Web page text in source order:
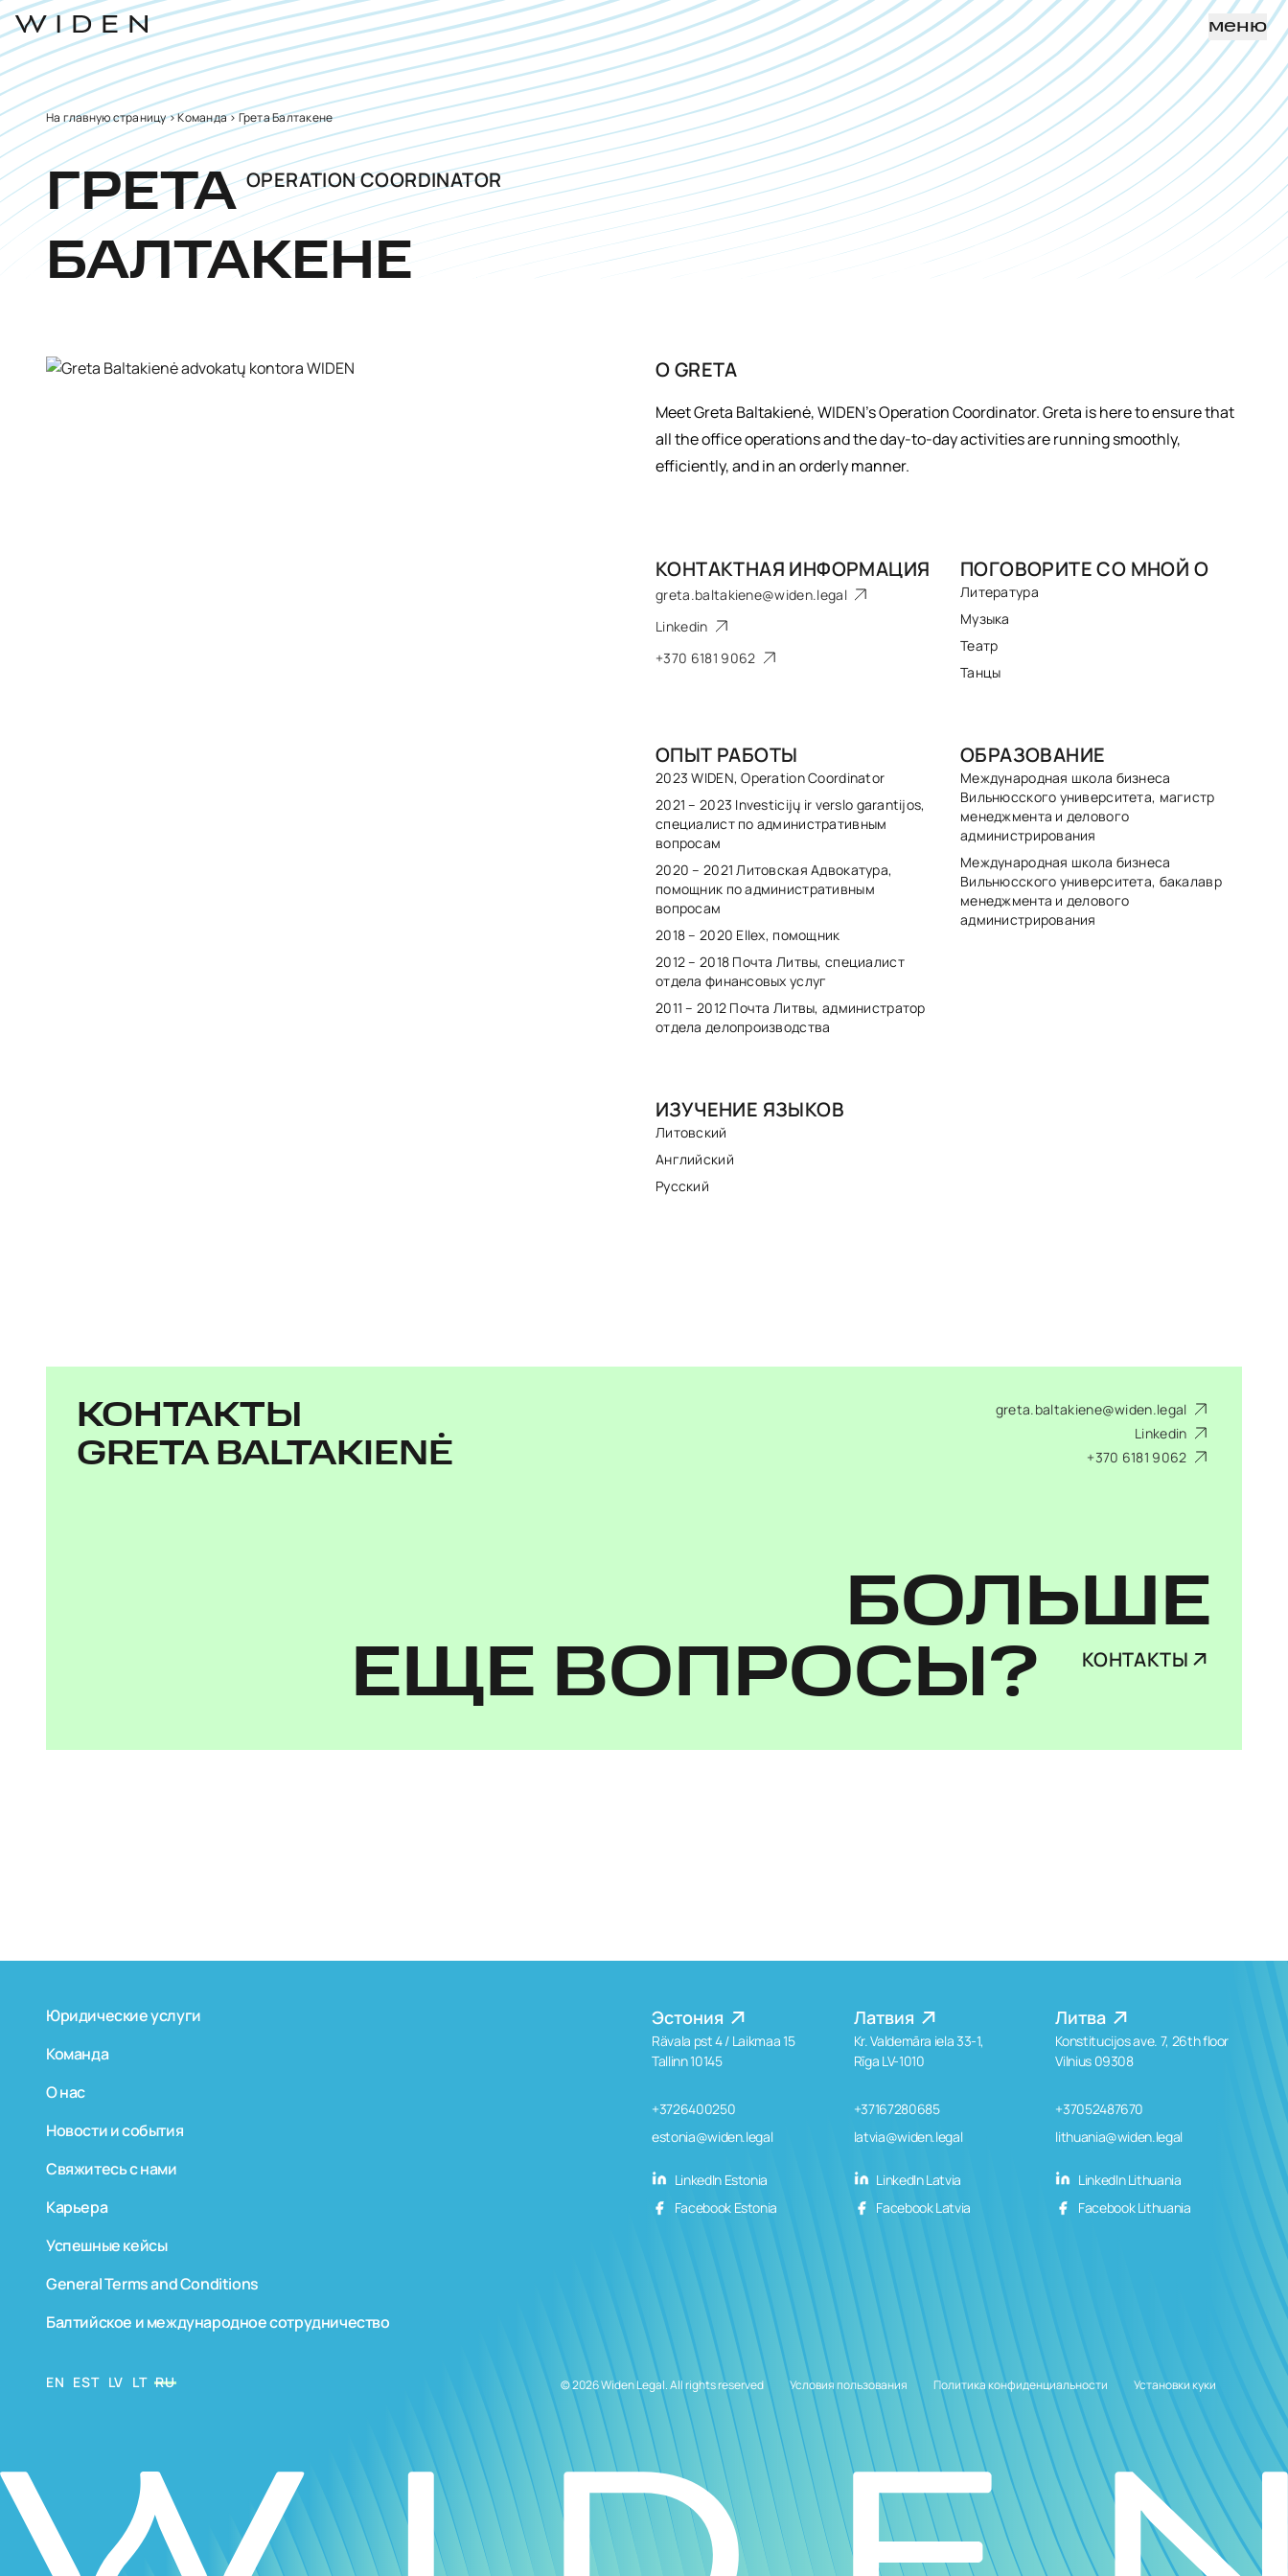
меню
На главную страницу>Команда>Грета Балтакене
ГРЕТА OPERATION COORDINATOR
БАЛТАКЕНЕ
ОGRETA
Meet Greta Baltakienė, WIDEN’s Operation Coordinator. Greta is here to ensure that
all the office operations and the day-to-day activities are running smoothly,
efficiently, and in an orderly manner.
КОНТАКТНАЯ ИНФОРМАЦИЯ
greta.baltakiene@widen.legal
Linkedin
+370 6181 9062
ПОГОВОРИТЕ СО МНОЙ О
Литература
Музыка
Театр
Танцы
ОПЫТ РАБОТЫ
2023 WIDEN, Operation Coordinator
2021 – 2023 Investicijų ir verslo garantijos,
специалист по административным
вопросам
2020 – 2021 Литовская Адвокатура,
помощник по административным
вопросам
2018 – 2020 Ellex, помощник
2012 – 2018 Почта Литвы, специалист
отдела финансовых услуг
2011 – 2012 Почта Литвы, администратор
отдела делопроизводства
ОБРАЗОВАНИЕ
Международная школа бизнеса
Вильнюсского университета, магистр
менеджмента и делового
администрирования
Международная школа бизнеса
Вильнюсского университета, бакалавр
менеджмента и делового
администрирования
ИЗУЧЕНИЕ ЯЗЫКОВ
Литовский
Английский
Русский
КОНТАКТЫ
GRETA BALTAKIENĖ
greta.baltakiene@widen.legal
Linkedin
+370 6181 9062
БОЛЬШЕ
ЕЩЕ ВОПРОСЫ?
КОНТАКТЫ
Эстония
Rävala pst 4 / Laikmaa 15
Tallinn 10145
+3726400250
estonia@widen.legal
LinkedIn Estonia
Facebook Estonia
Латвия
Kr. Valdemāra iela 33-1,
Rīga LV-1010
+37167280685
latvia@widen.legal
LinkedIn Latvia
Facebook Latvia
Литва
Konstitucijos ave. 7, 26th floor
Vilnius 09308
+37052487670
lithuania@widen.legal
LinkedIn Lithuania
Facebook Lithuania
Юридические услуги
Команда
О нас
Новости и события
Свяжитесь с нами
Карьера
Успешные кейсы
General Terms and Conditions
Балтийское и международное сотрудничество
© 2026 Widen Legal. All rights reserved Условия пользования Политика конфиденциальности Установки куки
EN EST LV LT RU